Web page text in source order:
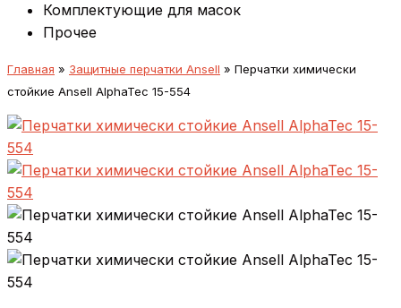
Комплектующие для масок
Прочее
Главная » Защитные перчатки Ansell » Перчатки химически
стойкие Ansell AlphaTec 15-554